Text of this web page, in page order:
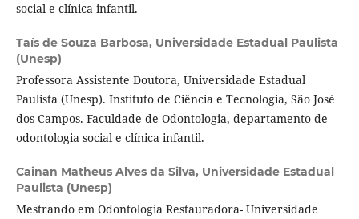
social e clínica infantil.
Taís de Souza Barbosa, Universidade Estadual Paulista
(Unesp)
Professora Assistente Doutora, Universidade Estadual
Paulista (Unesp). Instituto de Ciência e Tecnologia, São José
dos Campos. Faculdade de Odontologia, departamento de
odontologia social e clínica infantil.
Cainan Matheus Alves da Silva, Universidade Estadual
Paulista (Unesp)
Mestrando em Odontologia Restauradora- Universidade